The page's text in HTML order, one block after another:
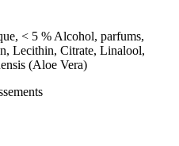
< 5 % Alcohol, parfums,
Lecithin, Citrate, Linalool,
(Aloe Vera)